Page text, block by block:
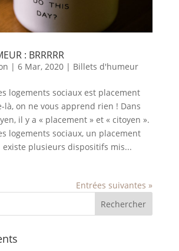
: BRRRRR
| 6 Mar, 2020| Billets d'humeur
logements sociaux est placement
là, on ne vous apprend rien ! Dans
il y a « placement » et « citoyen ».
logements sociaux, un placement
plusieurs dispositifs mis...
Entrées suivantes »